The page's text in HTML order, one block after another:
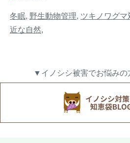
冬眠, 野生動物管理, ツキノワグマ
近な自然,
▼イノシシ被害でお悩みの